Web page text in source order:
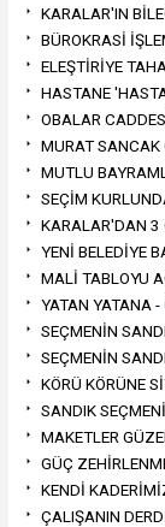
KARALAR'IN
BÜROKRASİ
ELEŞTİRİYE
HASTANE
OBALAR
MURAT SANCAK
MUTLU
SEÇİM
KARALAR'DAN 3
YENİ BELEDİYE
MALİ TABLOYU
YATAN YATANA -
SEÇMENİN
SEÇMENİN
KÖRÜ KÖRÜNE
SANDIK
MAKETLER
GÜÇ
KENDİ
ÇALIŞANIN